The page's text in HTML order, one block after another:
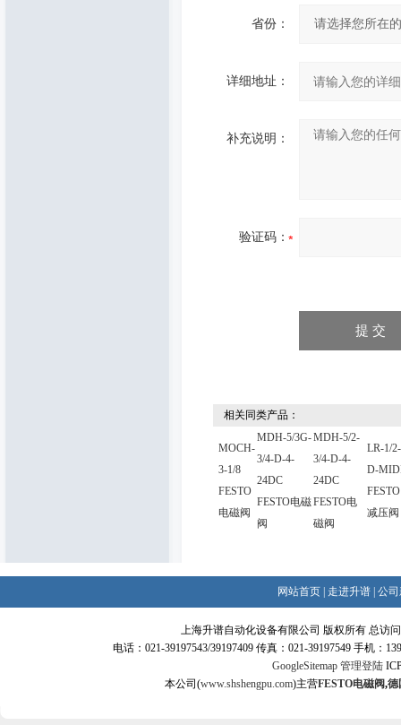
省份：
详细地址：
补充说明：
验证码：
相关同类产品：
MOCH-
3-1/8
FESTO
电磁阀
MDH-5/3G-
3/4-D-4-
24DC
FESTO电磁
阀
MDH-5/2-
3/4-D-4-
24DC
FESTO电
磁阀
LR-1/2-
D-
FESTO
减压阀
网站首页 走进升谱 公
上海升谱自动化设备有限公司 版权所有 总访
电话：021-39197543/39197409 传真：021-39197549 手机：
GoogleSitemap 管理登陆
本公司(www.shshengpu.com)主营FESTO电磁阀,德